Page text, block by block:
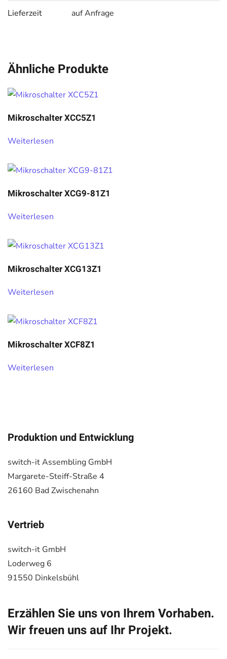
Lieferzeit auf Anfrage
Ähnliche Produkte
Mikroschalter XCC5Z1
Weiterlesen
Mikroschalter XCG9-81Z1
Weiterlesen
Mikroschalter XCG13Z1
Weiterlesen
Mikroschalter XCF8Z1
Weiterlesen
Produktion und Entwicklung
switch-it Assembling GmbH
Margarete-Steiff-Straße 4
26160 Bad Zwischenahn
Vertrieb
switch-it GmbH
Loderweg 6
91550 Dinkelsbühl
Erzählen Sie uns von Ihrem Vorhaben.
Wir freuen uns auf Ihr Projekt.